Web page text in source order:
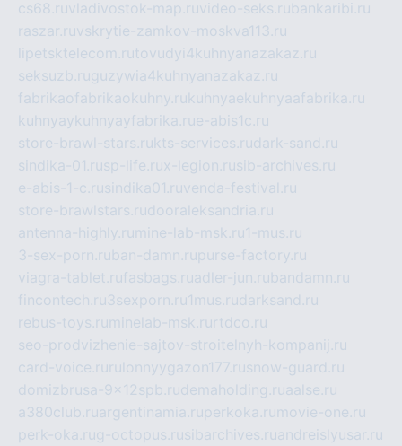
cs68.ruvladivostok-map.ruvideo-seks.rubankaribi.ru
raszar.ruvskrytie-zamkov-moskva113.ru
lipetsktelecom.rutovudyi4kuhnyanazakaz.ru
seksuzb.ruguzywia4kuhnyanazakaz.ru
fabrikaofabrikaokuhny.rukuhnyaekuhnyaafabrika.ru
kuhnyaykuhnyayfabrika.rue-abis1c.ru
store-brawl-stars.rukts-services.rudark-sand.ru
sindika-01.rusp-life.rux-legion.rusib-archives.ru
e-abis-1-c.rusindika01.ruvenda-festival.ru
store-brawlstars.rudooraleksandria.ru
antenna-highly.ru mine-lab-msk.ru1-mus.ru
3-sex-porn.ruban-damn.rupurse-factory.ru
viagra-tablet.rufasbags.ruadler-jun.rubandamn.ru
fincontech.ru3sexporn.ru1mus.rudarksand.ru
rebus-toys.ru minelab-msk.ru rtdco.ru
seo-prodvizhenie-sajtov-stroitelnyh-kompanij.ru
card-voice.ru rulonnyygazon177.rusnow-guard.ru
domizbrusa-9x12spb.rudemaholding.ruaalse.ru
a380club.ruargentinamia.ruperkoka.ru movie-one.ru
perk-oka.rug-octopus.rusibarchives.ruandreislyusar.ru